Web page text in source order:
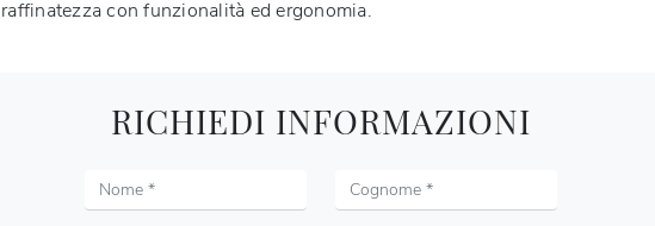
raffinatezza con funzionalità ed ergonomia.
RICHIEDI INFORMAZIONI